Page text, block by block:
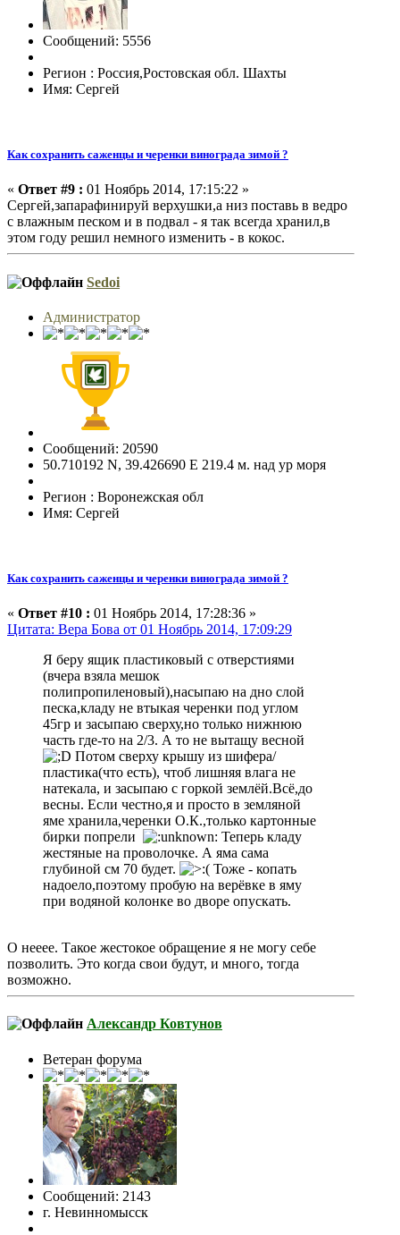
Сообщений: 5556
Регион : Россия,Ростовская обл. Шахты
Имя: Сергей
Как сохранить саженцы и черенки винограда зимой ?
« Ответ #9 : 01 Ноябрь 2014, 17:15:22 »
Сергей,запарафинируй верхушки,а низ поставь в ведро
с влажным песком и в подвал - я так всегда хранил,в
этом году решил немного изменить - в кокос.
Sedoi
Администратор
Сообщений: 20590
50.710192 N, 39.426690 E 219.4 м. над ур моря
Регион : Воронежская обл
Имя: Сергей
Как сохранить саженцы и черенки винограда зимой ?
« Ответ #10 : 01 Ноябрь 2014, 17:28:36 »
Цитата: Вера Бова от 01 Ноябрь 2014, 17:09:29
Я беру ящик пластиковый с отверстиями
(вчера взяла мешок
полипропиленовый),насыпаю на дно слой
песка,кладу не втыкая черенки под углом
45гр и засыпаю сверху,но только нижнюю
часть где-то на 2/3. А то не вытащу весной
Потом сверху крышу из шифера/
пластика(что есть), чтоб лишняя влага не
натекала, и засыпаю с горкой землёй.Всё,до
весны. Если честно,я и просто в земляной
яме хранила,черенки О.К.,только картонные
бирки попрели
Теперь кладу
жестяные на проволочке. А яма сама
глубиной см 70 будет.
Тоже - копать
надоело,поэтому пробую на верёвке в яму
при водяной колонке во дворе опускать.
О нееее. Такое жестокое обращение я не могу себе
позволить. Это когда свои будут, и много, тогда
возможно.
Александр Ковтунов
Ветеран форума
Сообщений: 2143
г. Невинномысск